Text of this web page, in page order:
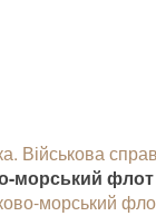
Військова
морський флот
морський